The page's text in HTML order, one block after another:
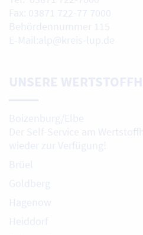
Fax: 03871 722-77 7000
Behördennummer 115
E-Mail:alp@kreis-lup.de
UNSERE
Boizenburg/Elbe
Der Self-Service am
wieder zur Verfügung!
Brüel
Goldberg
Hagenow
Heiddorf